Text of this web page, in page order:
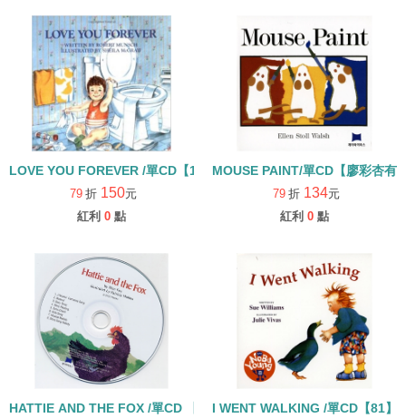
LOVE YOU FOREVER /單CD【102】
79 折 150元
紅利 0 點
MOUSE PAINT/單CD【廖彩杏有
79 折 134元
紅利 0 點
HATTIE AND THE FOX /單CD 【廖彩杏有聲書單】
I WENT WALKING /單CD【81】